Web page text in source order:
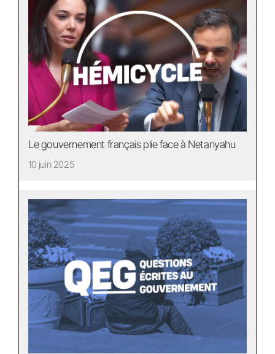
Le gouvernement français plie face à Netanyahu
10 juin 2025